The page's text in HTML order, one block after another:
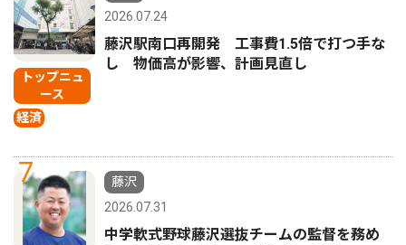
トップニュ
ース
経済
2026.07.24
藤沢駅南口再開発 工事費1.5倍で打つ手な
し 物価高が影響、計画見直し
7
藤沢
2026.07.31
中学軟式野球藤沢選抜チームの監督を務め